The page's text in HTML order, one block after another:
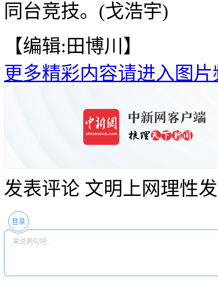
同台竞技。(戈浩宇)
【编辑:田博川】
更多精彩内容请进入图片
发表评论 文明上网理性
登录